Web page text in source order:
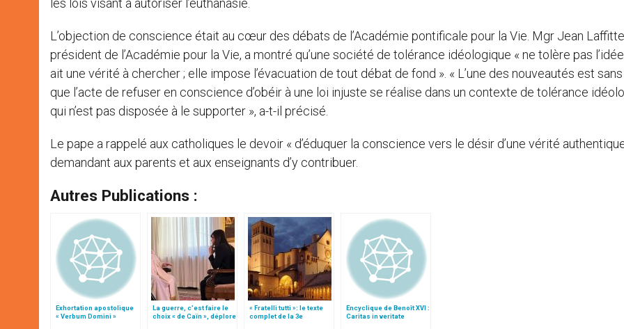
les lois visant à autoriser l’euthanasie.
L’objection de conscience était au cœur des débats de l’Académie pontificale pour la Vie. Mgr Jean
président de l’Académie pour la Vie, a montré qu’une société de tolérance idéologique « ne tolère pas l’idée
ait une vérité à chercher ; elle impose l’évacuation de tout débat de fond ». « L’une des nouveautés est
que l’acte de refuser en conscience d’obéir à une loi injuste se réalise dans un contexte de tolérance
qui n’est pas disposée à le supporter », a-t-il précisé.
Le pape a rappelé aux catholiques le devoir « d’éduquer la conscience vers le désir d’une vérité
demandant aux parents et aux enseignants d’y contribuer.
Autres Publications :
Exhortation apostolique
« Verbum Domini »
La guerre, c’est faire le
choix « de Caïn », déplore
« Fratelli tutti »: le texte
complet de la 3e
Encyclique de Benoît XVI :
Caritas in veritate